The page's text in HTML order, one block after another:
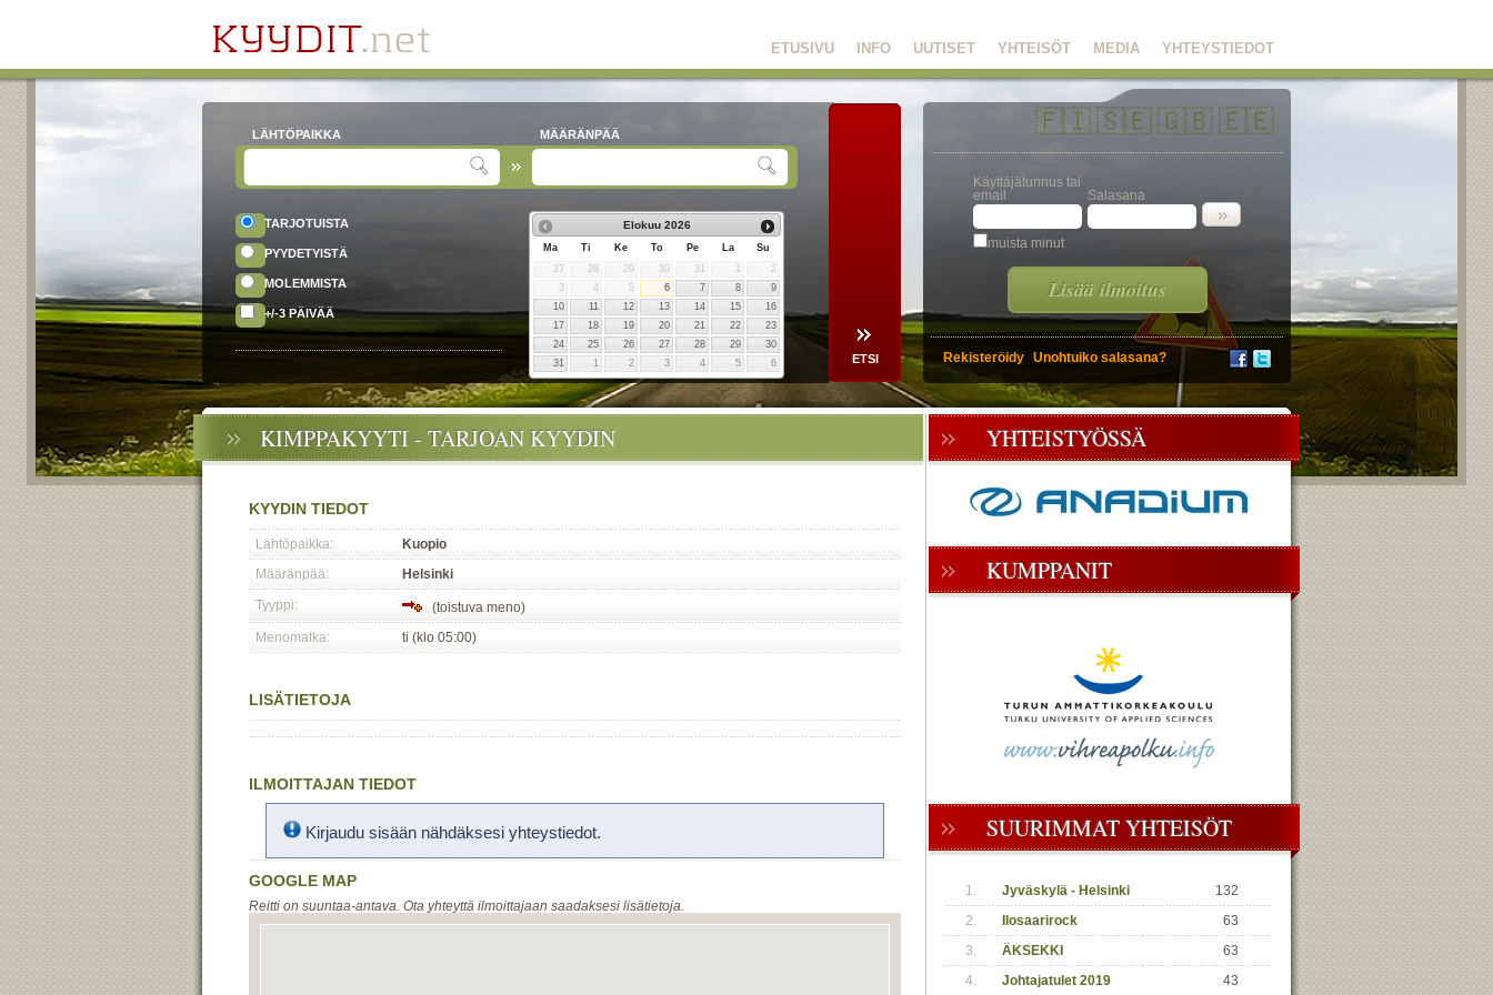
YHTEYSTIEDOT
MEDIA
YHTEISÖT
UUTISET
INFO
ETUSIVU
LÄHTÖPAIKKA MÄÄRÄNPÄÄ
TARJOTUISTA
PYYDETYISTÄ
MOLEMMISTA
+/-3 PÄIVÄÄ
Elokuu 2026
Ma Ti Ke To Pe La
Su
27
28 29 30 31
2
3
4 5 6 7 8
9
10
11 12 13 14 15
16
17
18 19 20 21 22
23
24
25 26 27 28 29
30
31
1 2 3 4 5 6
🇫🇮🇸🇪🇬🇧🇪🇪
Käyttäjätunnus tai
email
Salasana
muista minut
Lisää ilmoitus
Rekisteröidy Unohtuiko salasana?
KIMPPAKYYTI - TARJOAN KYYDIN
KYYDIN TIEDOT
Lähtöpaikka:
Kuopio
Määränpää:
Helsinki
Tyyppi:
(toistuva meno)
Menomatka:
ti (klo 05:00)
LISÄTIETOJA
ILMOITTAJAN TIEDOT
Kirjaudu sisään nähdäksesi yhteystiedot.
GOOGLE MAP
Reitti on suuntaa-antava. Ota yhteyttä ilmoittajaan saadaksesi lisätietoja.
YHTEISTYÖSSÄ
KUMPPANIT
SUURIMMAT YHTEISÖT
1. Jyväskylä - Helsinki
132
2.
Ilosaarirock
63
3.
ÄKSEKKI
63
4.
Johtajatulet 2019
43